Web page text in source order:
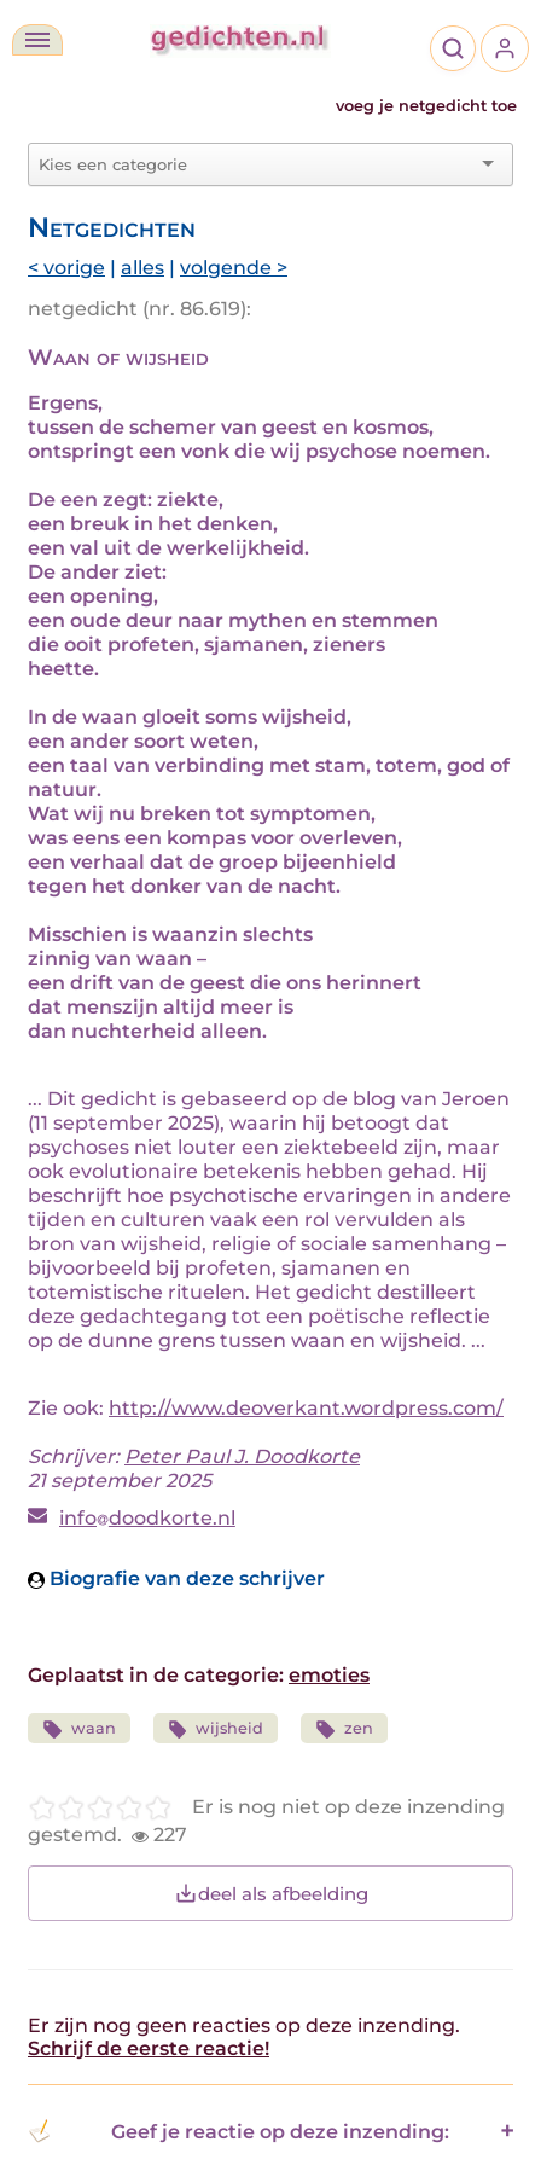
voeg je netgedicht toe
Netgedichten
< vorige | alles | volgende >
netgedicht (nr. 86.619):
Waan of wijsheid
Ergens,
tussen de schemer van geest en kosmos,
ontspringt een vonk die wij psychose noemen.
De een zegt: ziekte,
een breuk in het denken,
een val uit de werkelijkheid.
De ander ziet:
een opening,
een oude deur naar mythen en stemmen
die ooit profeten, sjamanen, zieners
heette.
In de waan gloeit soms wijsheid,
een ander soort weten,
een taal van verbinding met stam, totem, god of
natuur.
Wat wij nu breken tot symptomen,
was eens een kompas voor overleven,
een verhaal dat de groep bijeenhield
tegen het donker van de nacht.
Misschien is waanzin slechts
zinnig van waan –
een drift van de geest die ons herinnert
dat menszijn altijd meer is
dan nuchterheid alleen.
... Dit gedicht is gebaseerd op de blog van Jeroen
(11 september 2025), waarin hij betoogt dat
psychoses niet louter een ziektebeeld zijn, maar
ook evolutionaire betekenis hebben gehad. Hij
beschrijft hoe psychotische ervaringen in andere
tijden en culturen vaak een rol vervulden als
bron van wijsheid, religie of sociale samenhang –
bijvoorbeeld bij profeten, sjamanen en
totemistische rituelen. Het gedicht destilleert
deze gedachtegang tot een poëtische reflectie
op de dunne grens tussen waan en wijsheid. ...
Zie ook: http://www.deoverkant.wordpress.com/
Schrijver: Peter Paul J. Doodkorte
21 september 2025
info doodkorte.nl
Biografie van deze schrijver
Geplaatst in de categorie: emoties
waan wijsheid zen
Er is nog niet op deze inzending
gestemd.
227
deel als afbeelding
Er zijn nog geen reacties op deze inzending.
Schrijf de eerste reactie!
Geef je reactie op deze inzending: